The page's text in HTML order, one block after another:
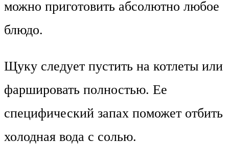
можно приготовить абсолютно любое
блюдо.
Щуку следует пустить на котлеты или
фаршировать полностью. Ее
специфический запах поможет отбить
холодная вода с солью.